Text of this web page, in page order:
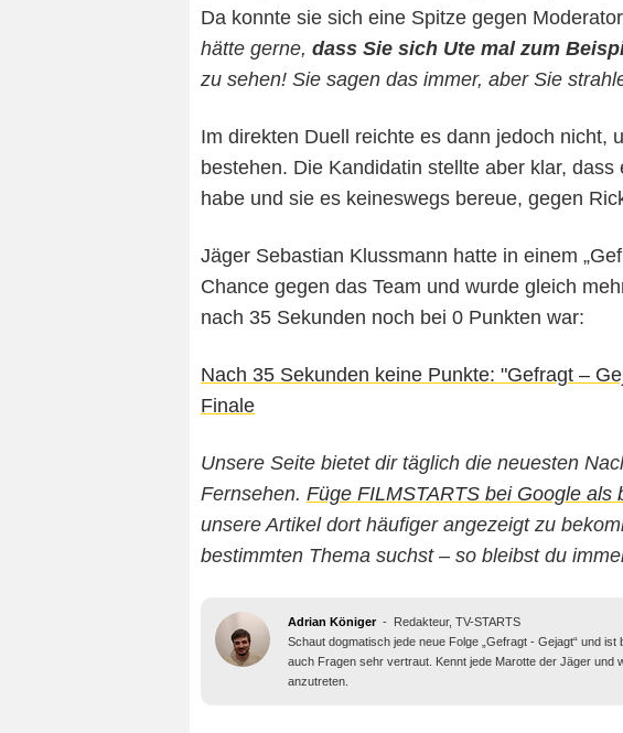
Da konnte sie sich eine Spitze gegen
hätte gerne, dass Sie sich Ute mal zum
zu sehen! Sie sagen das immer, aber Sie
Im direkten Duell reichte es dann jedoch nicht,
bestehen. Die Kandidatin stellte aber klar,
habe und sie es keineswegs bereue, gegen
Jäger Sebastian Klussmann hatte in einem
Chance gegen das Team und wurde gleich
nach 35 Sekunden noch bei 0 Punkten war:
Nach 35 Sekunden keine Punkte: "Gefragt –
Finale
Unsere Seite bietet dir täglich die neuesten
Fernsehen. Füge FILMSTARTS bei Google als
unsere Artikel dort häufiger angezeigt zu
bestimmten Thema suchst – so bleibst du
Adrian Königer -
Redakteur, TV-STARTS
Schaut dogmatisch jede neue Folge „Gefragt - Gejagt“ und
auch Fragen sehr vertraut. Kennt jede Marotte der Jäger und
anzutreten.